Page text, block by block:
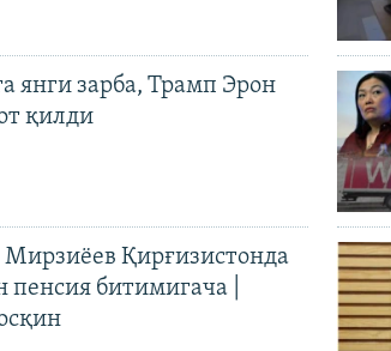
янги зарба, Трамп Эрон
қилди
Мирзиёев Қирғизистонда
битимигача |